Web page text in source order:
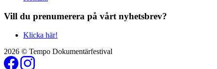
Vill du prenumerera på vårt nyhetsbrev?
Klicka här!
2026 © Tempo Dokumentärfestival